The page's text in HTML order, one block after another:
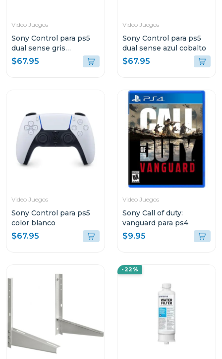
Video Juegos
Sony Control para ps5
dual sense gris
camuflaje
$67.95
Video Juegos
Sony Control para ps5
dual sense azul cobalto
$67.95
Video Juegos
Sony Control para ps5
color blanco
$67.95
Video Juegos
Sony Call of duty:
vanguard para ps4
$9.95
-22%